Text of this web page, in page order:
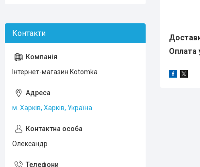
Оплата
Інтернет-магазин Kotomka
м. Харків, Харків, Україна
Олександр